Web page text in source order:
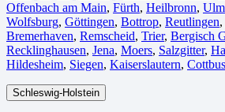
Offenbach am Main, Fürth⁠, Heilbronn, Ulm⁠
Wolfsburg⁠, Göttingen, Bottrop, Reutlingen,
Bremerhaven⁠, Remscheid, Trier⁠, Bergisch
Recklinghausen, Jena⁠, Moers⁠, Salzgitter⁠,
Hildesheim⁠, Siegen⁠, Kaiserslautern⁠, Cottbus⁠
Schleswig-Holstein